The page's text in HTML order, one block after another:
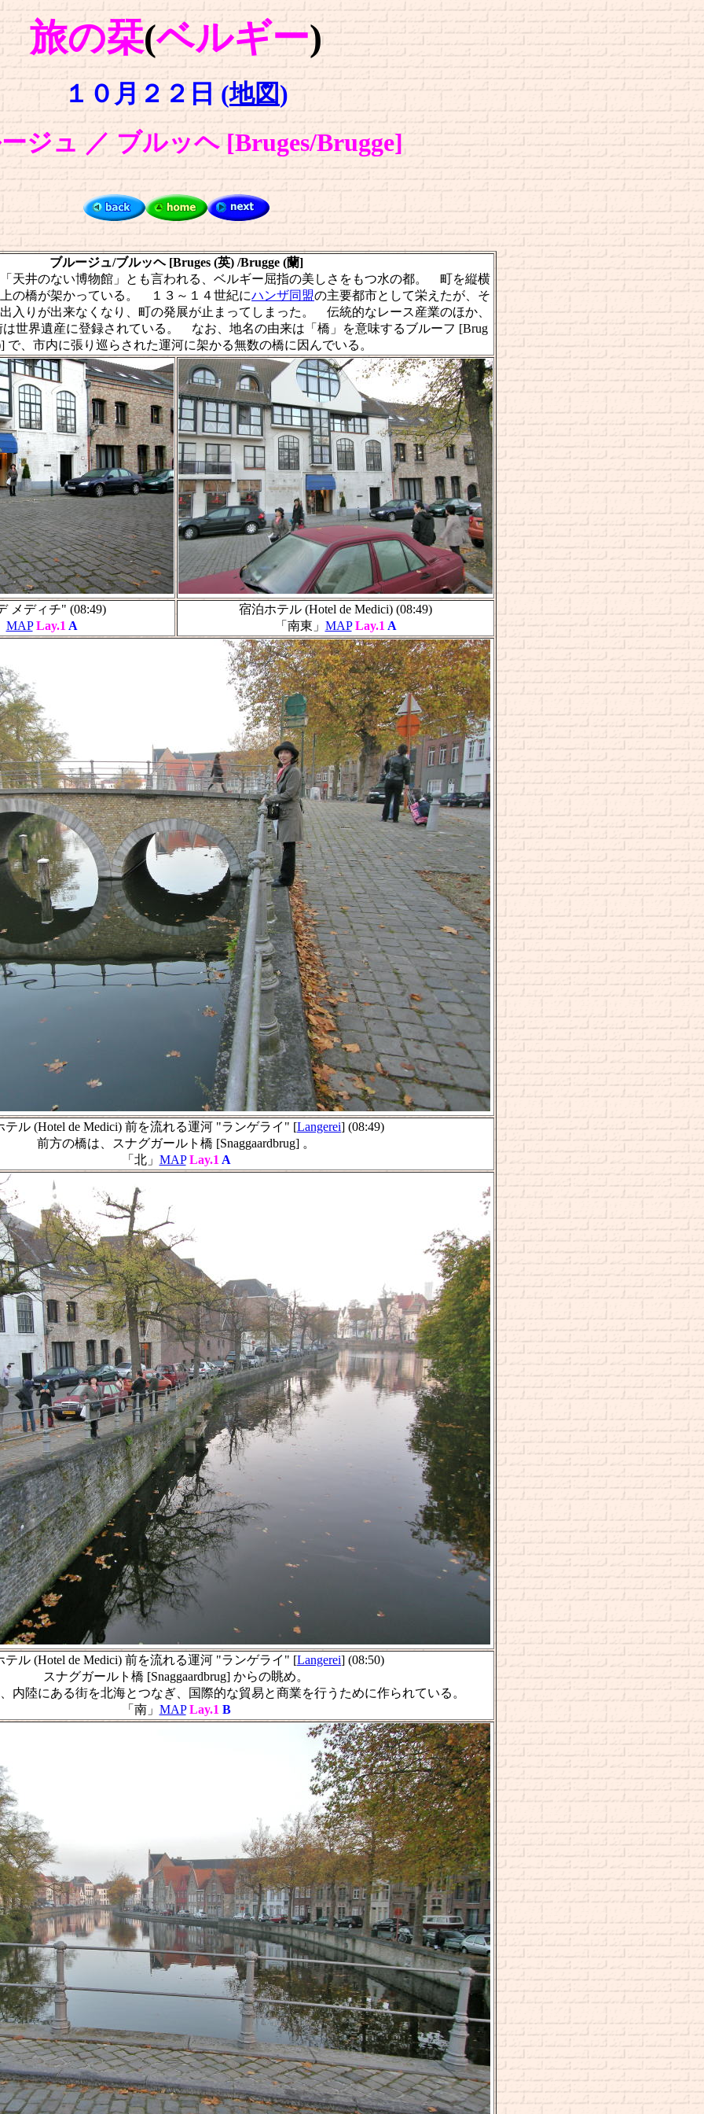
旅の栞(ベルギー)
１０月２２日 (地図)
ジュ ／ ブルッヘ [Bruges/Brugge]
ブルージュ/ブルッヘ [Bruges (英) /Brugge (蘭]
天井のない博物館」とも言われる、ベルギー屈指の美しさをもつ水の都。 町を縦横
の橋が架かっている。 １３～１４世紀にハンザ同盟の主要都市として栄えたが、そ
入りが出来なくなり、町の発展が止まってしまった。 伝統的なレース産業のほか、
世界遺産に登録されている。 なお、地名の由来は「橋」を意味するブルーフ [Brug
で、市内に張り巡らされた運河に架かる無数の橋に因んでいる。
メディチ" (08:49)
MAP Lay.1 A
宿泊ホテル (Hotel de Medici) (08:49)
「南東」 MAP Lay.1 A
テル (Hotel de Medici) 前を流れる運河 "ランゲライ" [Langerei] (08:49)
前方の橋は、スナグガールト橋 [Snaggaardbrug] 。
「北」 MAP Lay.1 A
テル (Hotel de Medici) 前を流れる運河 "ランゲライ" [Langerei] (08:50)
スナグガールト橋 [Snaggaardbrug] からの眺め。
内陸にある街を北海とつなぎ、国際的な貿易と商業を行うために作られている。
「南」 MAP Lay.1 B